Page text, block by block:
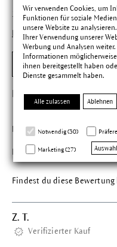
Wir verwenden Cookies, um
Funktionen für soziale
unsere Website zu
Ihrer Verwendung unserer
Werbung und Analysen
Informationen
ihnen bereitgestellt haben
Dienste gesammelt haben.
Alle zulassen Ablehnen
Notwendig (30)
Marketing (27)
1 Sterne
Hinweise zu Bewertungen
Nancy H.
Verifizierter Kauf
Nancy
Duftet, pflegt die Haut und
Findest du diese
Z. T.
Verifizierter Kauf